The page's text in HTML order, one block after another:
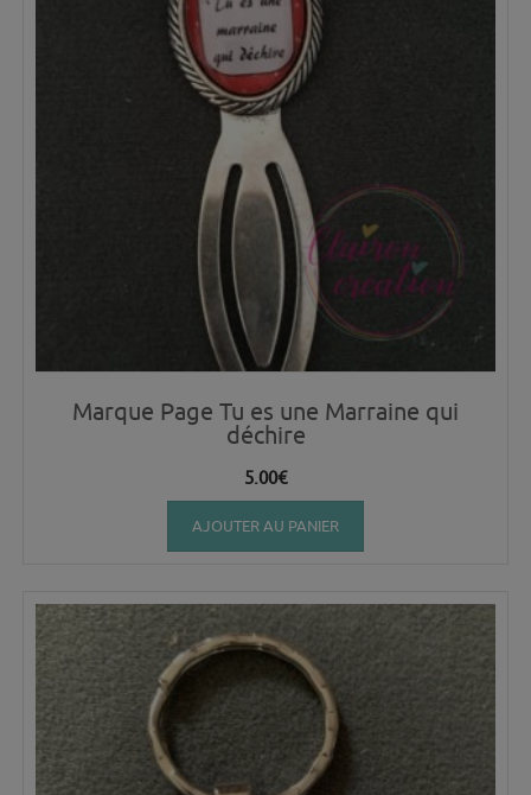
Marque Page Tu es une Marraine qui
déchire
5.00€
AJOUTER AU PANIER